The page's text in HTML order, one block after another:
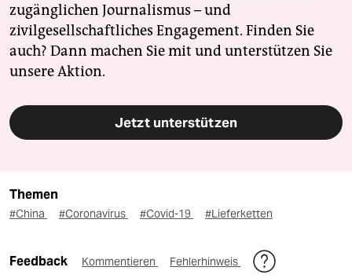
zugänglichen Journalismus – und
zivilgesellschaftliches Engagement. Finden Sie
auch? Dann machen Sie mit und unterstützen Sie
unsere Aktion.
Jetzt unterstützen
Themen
#China #Coronavirus #Covid-19 #Lieferketten
Feedback Kommentieren Fehlerhinweis